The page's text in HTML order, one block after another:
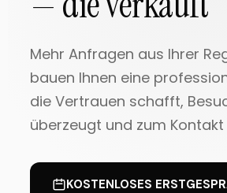
Mehr Anfragen aus Ihrer
bauen Ihnen eine
die Vertrauen schafft,
überzeugt und zum
KOSTENLOSES